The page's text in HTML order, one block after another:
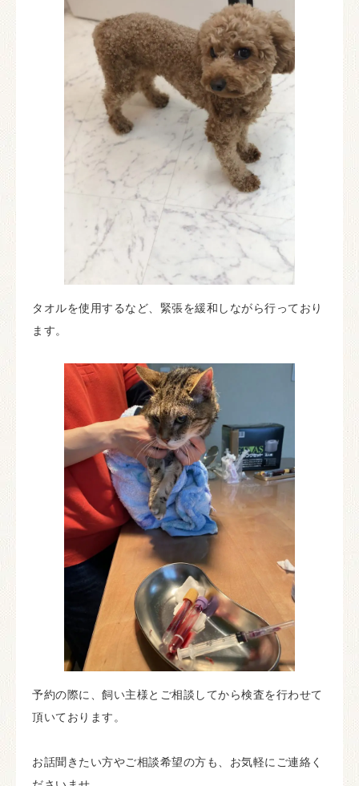
タオルを使用するなど、緊張を緩和しながら行っており
ます。
予約の際に、飼い主様とご相談してから検査を行わせて
頂いております。
お話聞きたい方やご相談希望の方も、お気軽にご連絡く